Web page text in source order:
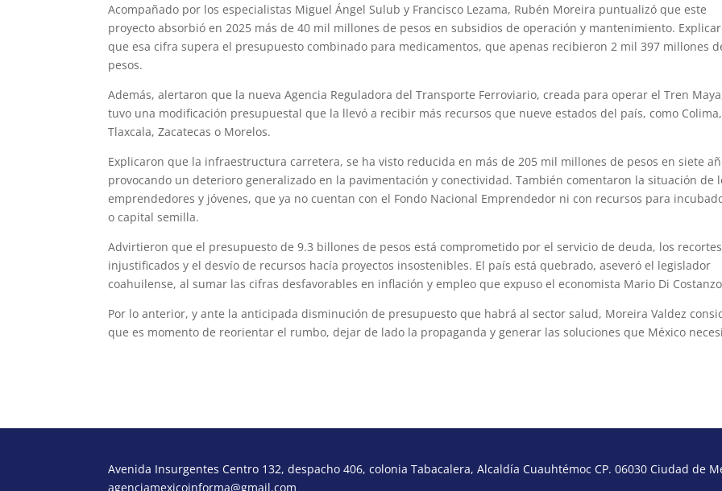
Acompañado por los especialistas Miguel Ángel Sulub y Francisco Lezama, Rubén Moreira puntualizó que este
proyecto absorbió en 2025 más de 40 mil millones de pesos en subsidios de operación y mantenimiento.
que esa cifra supera el presupuesto combinado para medicamentos, que apenas recibieron 2 mil 397 millones
pesos.
Además, alertaron que la nueva Agencia Reguladora del Transporte Ferroviario, creada para operar el Tren
tuvo una modificación presupuestal que la llevó a recibir más recursos que nueve estados del país, como Colima,
Tlaxcala, Zacatecas o Morelos.
Explicaron que la infraestructura carretera, se ha visto reducida en más de 205 mil millones de pesos en siete
provocando un deterioro generalizado en la pavimentación y conectividad. También comentaron la situación de
emprendedores y jóvenes, que ya no cuentan con el Fondo Nacional Emprendedor ni con recursos para
o capital semilla.
Advirtieron que el presupuesto de 9.3 billones de pesos está comprometido por el servicio de deuda, los recortes
injustificados y el desvío de recursos hacía proyectos insostenibles. El país está quebrado, aseveró el legislador
coahuilense, al sumar las cifras desfavorables en inflación y empleo que expuso el economista Mario Di
Por lo anterior, y ante la anticipada disminución de presupuesto que habrá al sector salud, Moreira Valdez
que es momento de reorientar el rumbo, dejar de lado la propaganda y generar las soluciones que México
Avenida Insurgentes Centro 132, despacho 406, colonia Tabacalera, Alcaldía Cuauhtémoc CP. 06030 Ciudad de
agenciamexicoinforma@gmail.com